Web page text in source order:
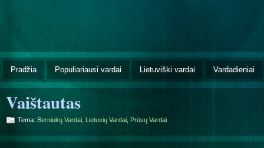
Pradžia Populiariausi vardai Lietuviški vardai Vardadieniai
Vaištautas
Tema: Berniukų Vardai Lietuvių Vardai Prūsų Vardai